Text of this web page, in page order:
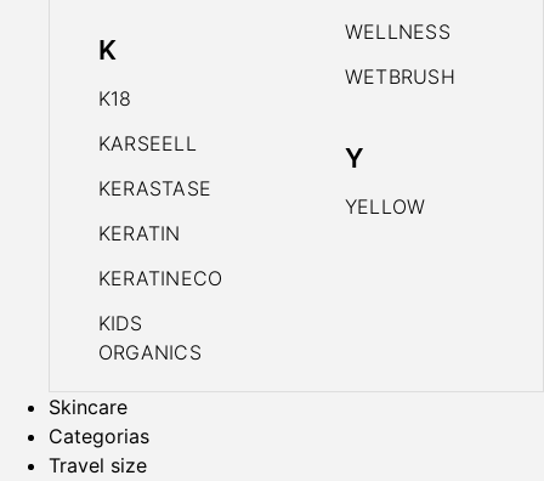
K
K18
KARSEELL
KERASTASE
KERATIN
KERATINECO
KIDS
ORGANICS
WELLNESS
WETBRUSH
Y
YELLOW
Skincare
Categorias
Travel size